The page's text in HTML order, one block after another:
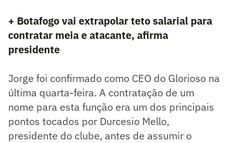
+ Botafogo vai extrapolar teto salarial para
contratar meia e atacante, afirma
presidente
Jorge foi confirmado como CEO do Glorioso na
última quarta-feira. A contratação de um
nome para esta função era um dos principais
pontos tocados por Durcesio Mello,
presidente do clube, antes de assumir o